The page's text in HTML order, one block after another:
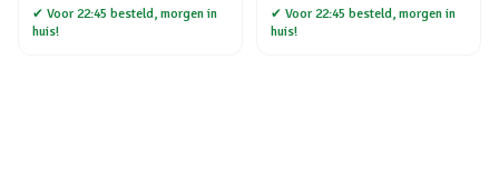
✔ Voor 22:45 besteld, morgen in
huis!
✔ Voor 22:45 besteld, morgen in
huis!